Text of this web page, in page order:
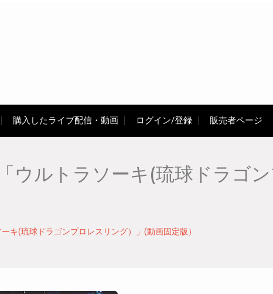
購入したライブ配信・動画 ログイン/登録 販売者ページ
ルトラソーキ(琉球ドラゴン
キ(琉球ドラゴンプロレスリング）」(動画固定版）